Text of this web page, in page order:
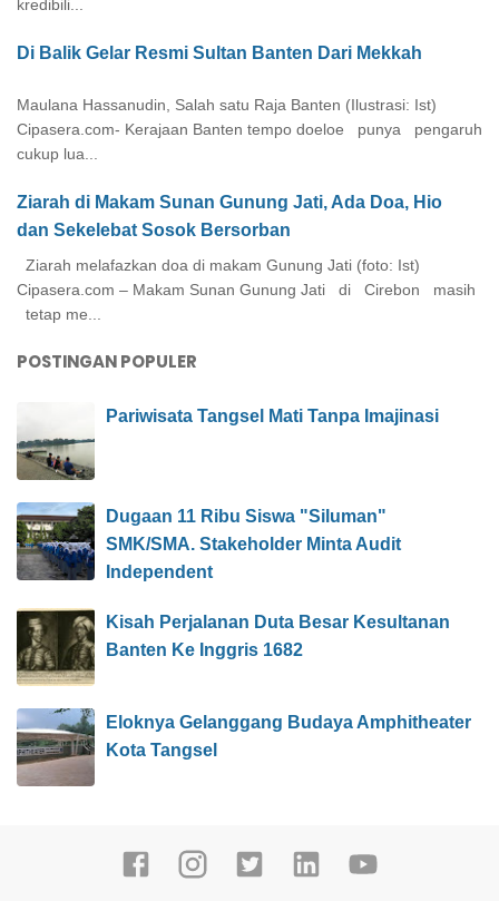
kredibili...
Di Balik Gelar Resmi Sultan Banten Dari Mekkah
Maulana Hassanudin, Salah satu Raja Banten (Ilustrasi: Ist)
Cipasera.com- Kerajaan Banten tempo doeloe punya pengaruh
cukup lua...
Ziarah di Makam Sunan Gunung Jati, Ada Doa, Hio
dan Sekelebat Sosok Bersorban
Ziarah melafazkan doa di makam Gunung Jati (foto: Ist)
Cipasera.com – Makam Sunan Gunung Jati di Cirebon masih
tetap me...
POSTINGAN POPULER
Pariwisata Tangsel Mati Tanpa Imajinasi
Dugaan 11 Ribu Siswa "Siluman"
SMK/SMA. Stakeholder Minta Audit
Independent
Kisah Perjalanan Duta Besar Kesultanan
Banten Ke Inggris 1682
Eloknya Gelanggang Budaya Amphitheater
Kota Tangsel